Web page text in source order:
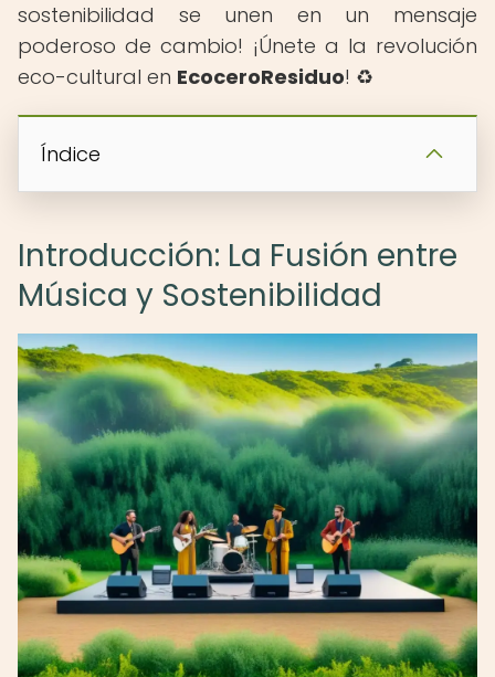
sostenibilidad se unen en un mensaje
poderoso de cambio! ¡Únete a la revolución
eco-cultural en EcoceroResiduo! ♻️
Índice
Introducción: La Fusión entre
Música y Sostenibilidad